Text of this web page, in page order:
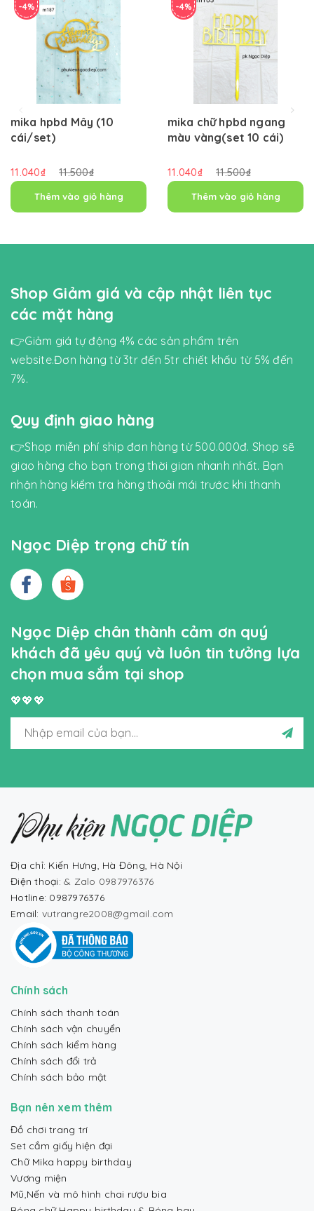
-4%
mika hpbd Mây (10
cái/set)
11.040₫ 11.500₫
Thêm vào giỏ hàng
-4%
mika chữ hpbd ngang
màu vàng(set 10 cái)
11.040₫ 11.500₫
Thêm vào giỏ hàng
Shop Giảm giá và cập nhật liên tục
các mặt hàng
👉Giảm giá tự động 4% các sản phẩm trên
website.Đơn hàng từ 3tr đến 5tr chiết khấu từ 5% đến
7%.
Quy định giao hàng
👉Shop miễn phí ship đơn hàng từ 500.000đ. Shop sẽ
giao hàng cho bạn trong thời gian nhanh nhất. Bạn
nhận hàng kiểm tra hàng thoải mái trước khi thanh
toán.
Ngọc Diệp trọng chữ tín
Ngọc Diệp chân thành cảm ơn quý
khách đã yêu quý và luôn tin tưởng lựa
chọn mua sắm tại shop
💖💖💖
Địa chỉ: Kiến Hưng, Hà Đông, Hà Nội
Điện thoại: & Zalo 0987976376
Hotline: 0987976376
Email: vutrangre2008@gmail.com
Chính sách
Chính sách thanh toán
Chính sách vận chuyển
Chính sách kiểm hàng
Chính sách đổi trả
Chính sách bảo mật
Bạn nên xem thêm
Đồ chơi trang trí
Set cắm giấy hiện đại
Chữ Mika happy birthday
Vương miện
Mũ,Nến và mô hình chai rượu bia